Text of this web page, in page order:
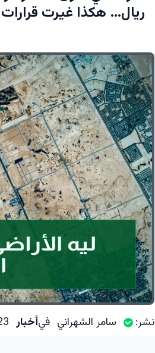
ريال… هكذا غيرت قرارات
نشر: سامر الشهراني فيأخبار 23 يونيو 2026